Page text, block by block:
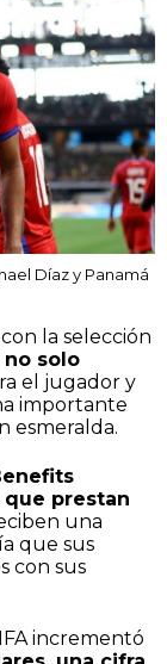
Díaz y Panamá
la selección
no solo
el jugador y
importante
esmeralda.
que prestan
una
que sus
con sus
incrementó